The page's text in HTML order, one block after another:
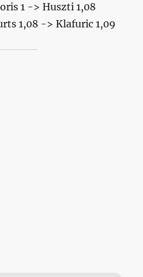
1 -> Huszti 1,08
1,08 -> Klafuric 1,09